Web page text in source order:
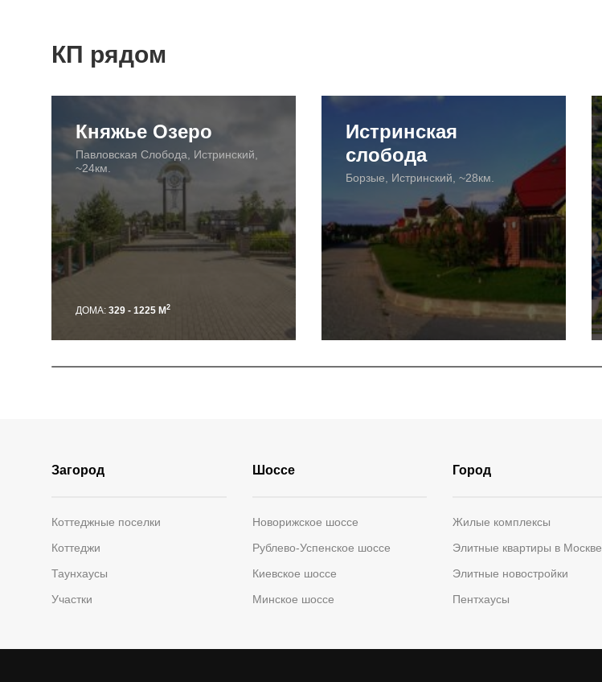
КП рядом
Княжье Озеро
Павловская Слобода, Истринский,
~24км.
ДОМА: 329 - 1225 М 2
Истринская
слобода
Борзые, Истринский, ~28км.
Загород
Коттеджные поселки
Коттеджи
Таунхаусы
Участки
Шоссе
Новорижское шоссе
Рублево-Успенское шоссе
Киевское шоссе
Минское шоссе
Город
Жилые комплексы
Элитные квартиры в Москве
Элитные новостройки
Пентхаусы